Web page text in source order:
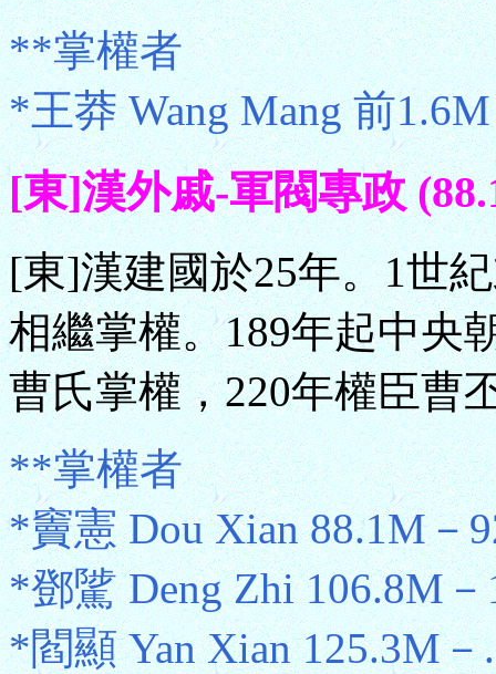
**掌權者
*王莽 Wang Mang 前
[東]漢外戚-軍閥專政
[東]漢建國於25年。1世
相繼掌權。189年起中央
曹氏掌權，220年權臣曹
**掌權者
*竇憲 Dou Xian 88.1M－
*鄧騭 Deng Zhi 106.8M
*閻顯 Yan Xian 125.3M－